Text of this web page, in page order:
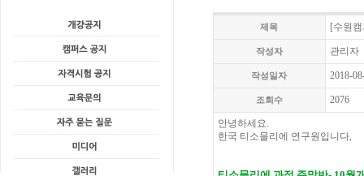
제목 [수원
작성자 관리자
작성일자 2018-
조회수 2076
안녕하세요.
한국 티소믈리에 연구원입니다,